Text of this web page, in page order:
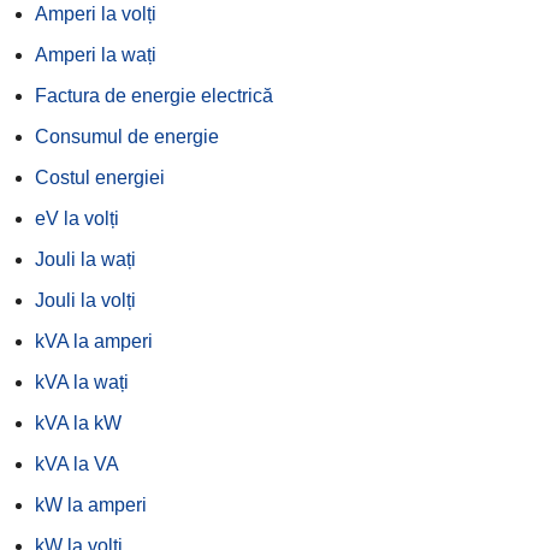
Amperi la volți
Amperi la wați
Factura de energie electrică
Consumul de energie
Costul energiei
eV la volți
Jouli la wați
Jouli la volți
kVA la amperi
kVA la wați
kVA la kW
kVA la VA
kW la amperi